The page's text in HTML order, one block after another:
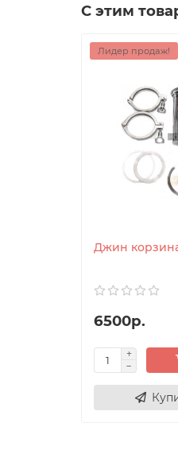
С этим
Лидер продаж!
Джин
6500р.